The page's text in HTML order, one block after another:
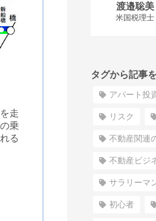
走
乗
る
渡邉聡美
米国税理士
タグから記事
アパート投
リスク
不動産関連
不動産ビジ
サラリーマ
初心者